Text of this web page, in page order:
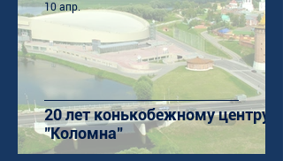
20 лет конькобежному центру
"Коломна"
10 апр.